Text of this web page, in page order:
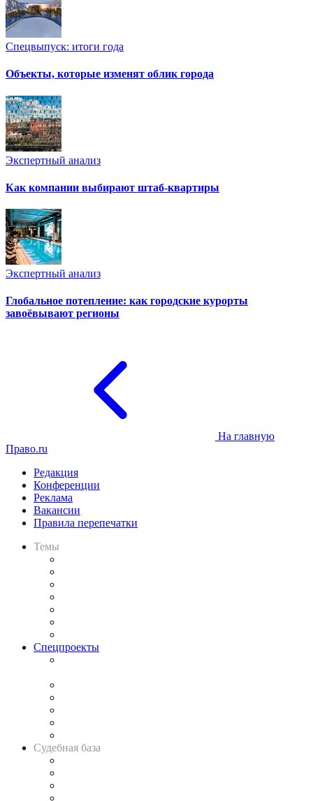
Спецвыпуск: итоги года
Объекты, которые изменят облик города
Экспертный анализ
Как компании выбирают штаб-квартиры
Экспертный анализ
Глобальное потепление: как городские курорты
завоёвывают регионы
На главную
Право.ru
Редакция
Конференции
Реклама
Вакансии
Правила перепечатки
Темы
Спецпроекты
Судебная база